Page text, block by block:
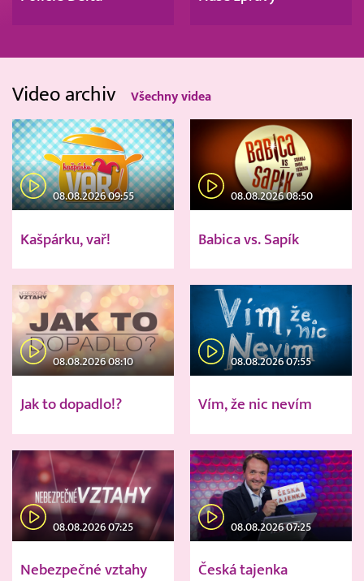
Video archiv Všechny videa
08.08.2026 09:55
Kašpárku, vař!
08.08.2026 08:50
Babica vs. Sapík
08.08.2026 08:10
Jak to dopadlo!?
08.08.2026 07:55
Vím, že nic nevím
08.08.2026 07:25
Nebezpečné vztahy
08.08.2026 07:25
Česká tajenka